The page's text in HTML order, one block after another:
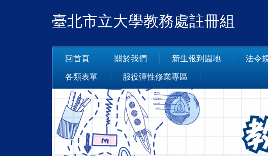
臺北市立大學教務處註冊組
回首頁 關於我們 新生報到園地 法令
各類表單 服役彈性修業專區